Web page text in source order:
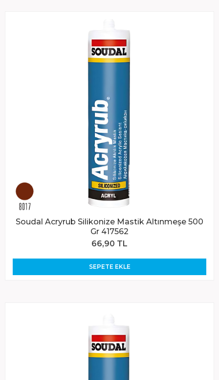
Soudal Acryrub Silikonize Mastik Altınmeşe 500
Gr 417562
66,90 TL
SEPETE EKLE